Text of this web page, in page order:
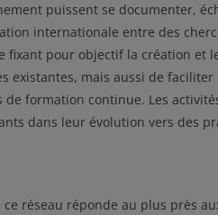
puissent se documenter,
internationale entre des
fixant pour objectif la création et
existantes, mais aussi de
de formation continue. Les
dans leur évolution vers des
ce réseau réponde au plus près